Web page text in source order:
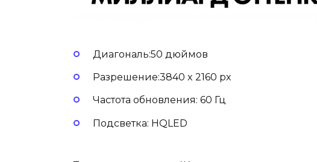
Диагональ:50 дюймов
Разрешение:3840 x 2160 px
Частота обновления: 60 Гц
Подсветка: HQLED